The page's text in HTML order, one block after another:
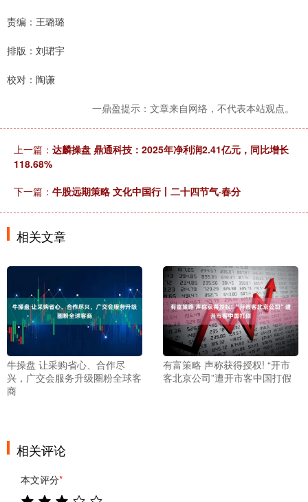
责编：王璐璐
排版：刘珺宇
校对：陶谦
一鼎盈提示：文章来自网络，不代表本站观点。
上一篇： 达麟操盘 鼎通科技：2025年净利润2.41亿元，同比增长
118.68%
下一篇： 牛股远期策略 文化中国行丨二十四节气·春分
相关文章
牛操盘 让采购省心、合作尽
兴，广交会服务升级圈粉全球客
商
有富策略 声称获得授权! “开市
客北京公司”遭开市客中国打假
相关评论
本文评分*